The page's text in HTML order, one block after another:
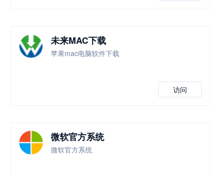
未来MAC下载
苹果mac电脑软件下载
访问
微软官方系统
微软官方系统